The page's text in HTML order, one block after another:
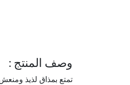
: وصف المنتج
تمتع بمذاق لذيذ